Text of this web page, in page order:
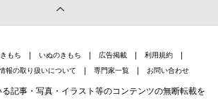
もち いぬのきもち 広告掲載
利用規約
報の取り扱いについて 専門家一覧 お問い合わせ
記事・写真・イラスト等のコンテンツの無断転載を